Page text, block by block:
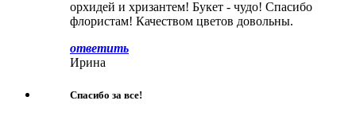
орхидей и хризантем! Букет - чудо! Спасибо
флористам! Качеством цветов довольны.
ответить
Ирина
Спасибо за все!